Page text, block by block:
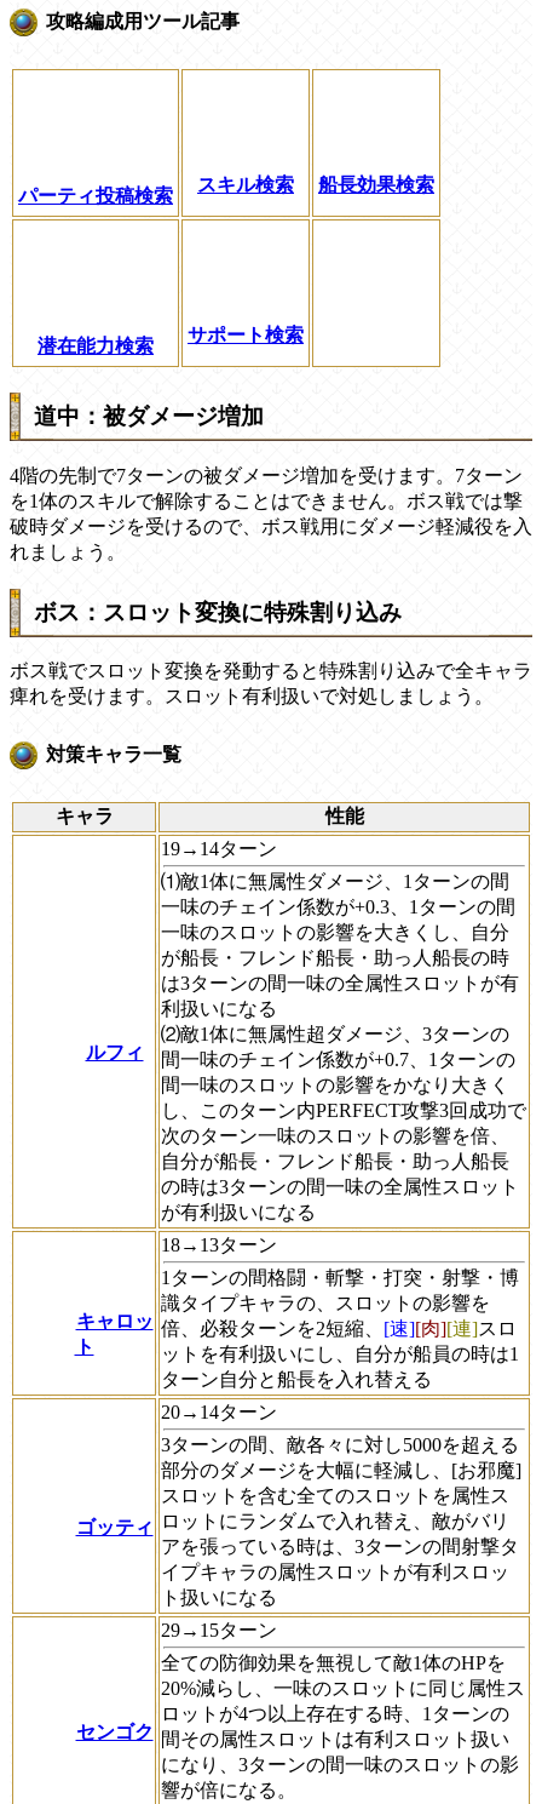
攻略編成用ツール記事
パーティ投稿検索
スキル検索 船長効果検索
潜在能力検索
サポート検索
道中：被ダメージ増加
4階の先制で7ターンの被ダメージ増加を受けます。7ターン
を1体のスキルで解除することはできません。ボス戦では撃
破時ダメージを受けるので、ボス戦用にダメージ軽減役を入
れましょう。
ボス：スロット変換に特殊割り込み
ボス戦でスロット変換を発動すると特殊割り込みで全キャラ
痺れを受けます。スロット有利扱いで対処しましょう。
対策キャラ一覧
キャラ 性能
ルフィ
19→14ターン
⑴敵1体に無属性ダメージ、1ターンの間
一味のチェイン係数が+0.3、1ターンの間
一味のスロットの影響を大きくし、自分
が船長・フレンド船長・助っ人船長の時
は3ターンの間一味の全属性スロットが有
利扱いになる
⑵敵1体に無属性超ダメージ、3ターンの
間一味のチェイン係数が+0.7、1ターンの
間一味のスロットの影響をかなり大きく
し、このターン内PERFECT攻撃3回成功で
次のターン一味のスロットの影響を倍、
自分が船長・フレンド船長・助っ人船長
の時は3ターンの間一味の全属性スロット
が有利扱いになる
キャロッ
ト
18→13ターン
1ターンの間格闘・斬撃・打突・射撃・博
識タイプキャラの、スロットの影響を
倍、必殺ターンを2短縮、 [速][肉][連]スロ
ットを有利扱いにし、自分が船員の時は1
ターン自分と船長を入れ替える
ゴッティ
20→14ターン
3ターンの間、敵各々に対し5000を超える
部分のダメージを大幅に軽減し、[お邪魔]
スロットを含む全てのスロットを属性ス
ロットにランダムで入れ替え、敵がバリ
アを張っている時は、3ターンの間射撃タ
イプキャラの属性スロットが有利スロッ
ト扱いになる
センゴク
29→15ターン
全ての防御効果を無視して敵1体のHPを
20%減らし、一味のスロットに同じ属性ス
ロットが4つ以上存在する時、1ターンの
間その属性スロットは有利スロット扱い
になり、3ターンの間一味のスロットの影
響が倍になる。